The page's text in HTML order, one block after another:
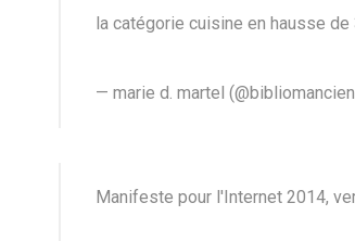
la catégorie cuisine en hausse de
— marie d. martel
Manifeste pour l'Internet 2014,